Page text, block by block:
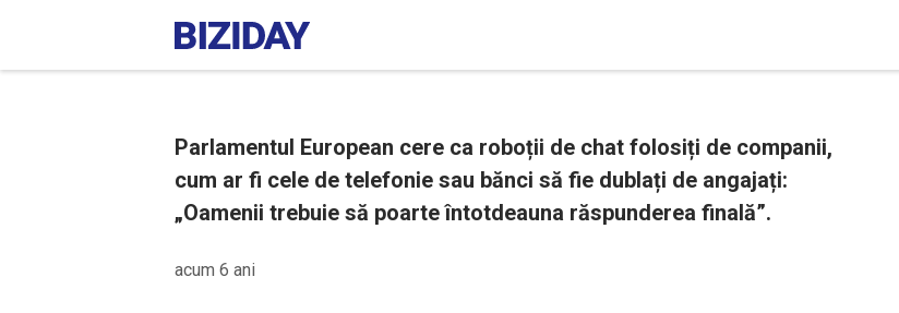
Parlamentul European cere ca roboții de chat folosiți de companii,
cum ar fi cele de telefonie sau bănci să fie dublați de angajați:
„Oamenii trebuie să poarte întotdeauna răspunderea finală”.
acum 6 ani